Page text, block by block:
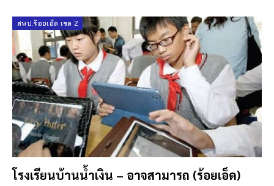
สพป.ร้อยเอ็ด เขต 2
โรงเรียนบ้านน้ำเงิน – อาจสามารถ (ร้อยเอ็ด)